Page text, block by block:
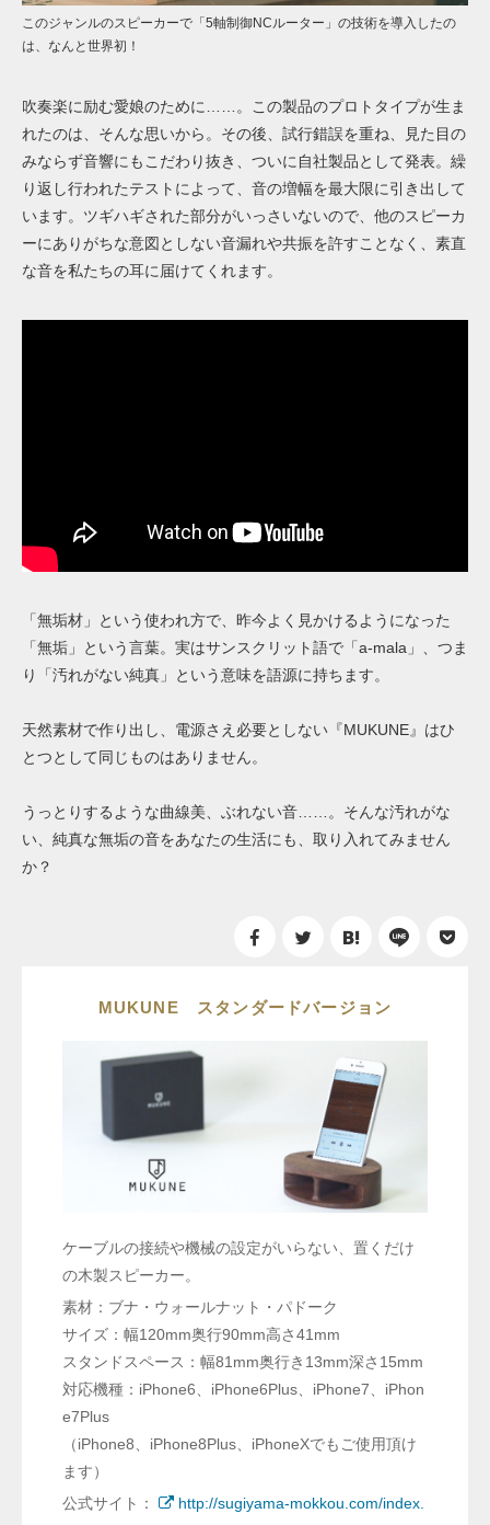
このジャンルのスピーカーで「5軸制御NCルーター」の技術を導入したの
は、なんと世界初！
吹奏楽に励む愛娘のために……。この製品のプロトタイプが生ま
れたのは、そんな思いから。その後、試行錯誤を重ね、見た目の
みならず音響にもこだわり抜き、ついに自社製品として発表。繰
り返し行われたテストによって、音の増幅を最大限に引き出して
います。ツギハギされた部分がいっさいないので、他のスピーカ
ーにありがちな意図としない音漏れや共振を許すことなく、素直
な音を私たちの耳に届けてくれます。
「無垢材」という使われ方で、昨今よく見かけるようになった
「無垢」という言葉。実はサンスクリット語で「a-mala」、つま
り「汚れがない純真」という意味を語源に持ちます。
天然素材で作り出し、電源さえ必要としない『MUKUNE』はひ
とつとして同じものはありません。
うっとりするような曲線美、ぶれない音……。そんな汚れがな
い、純真な無垢の音をあなたの生活にも、取り入れてみません
か？
MUKUNE スタンダードバージョン
ケーブルの接続や機械の設定がいらない、置くだけ
の木製スピーカー。
素材：ブナ・ウォールナット・パドーク
サイズ：幅120mm奥行90mm高さ41mm
スタンドスペース：幅81mm奥行き13mm深さ15mm
対応機種：iPhone6、iPhone6Plus、iPhone7、iPhon
e7Plus
（iPhone8、iPhone8Plus、iPhoneXでもご使用頂け
ます）
公式サイト：
http://sugiyama-mokkou.com/index.